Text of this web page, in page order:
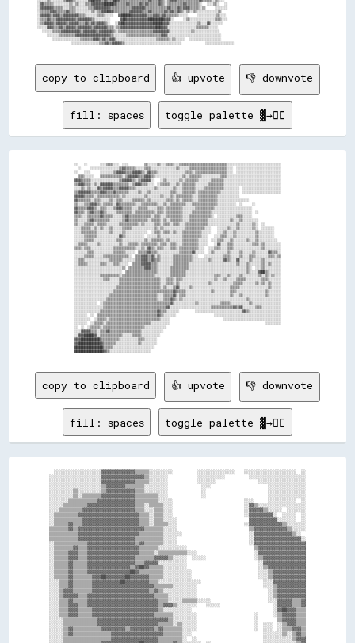
░░▓▓▒▒▒▒▒▒░░░░░░░░░░▒▒░░▒▒░░░░▒▒▒▒▓▓▓▓▓▓▓▓██████▓▓▒▒▒▒▒▒▓▓▒▒▒▒▒▒▓▓▒▒▓▓▒▒▒▒▒▒▓▓▒▒░░▒▒▒▒▒▒▒▒▒▒▓▓▒▒▒▒▒▒▒▒░░  ░░░░▒▒░░  ░░
░░▓▓▓▓▓▓▓▓▒▒▒▒▒▒░░░░▒▒▒▒░░░░░░░░▒▒▒▒▓▓▓▓▓▓▓▓▓▓▒▒▒▒▒▒▒▒▒▒▒▒▒▒▓▓▓▓▓▓▓▓▒▒▒▒▒▒▒▒▒▒▒▒▒▒▓▓▒▒▒▒▓▓▒▒▓▓▓▓▒▒▒▒▒▒░░▒▒    ░░░░░░░░
░░▒▒▒▒▒▒▓▓▓▓▒▒▒▒▒▒▓▓▒▒▒▒░░░░░░░░░░▒▒░░▒▒▓▓▓▓██▓▓▒▒▒▒▒▒▒▒▒▒▓▓▓▓▓▓▓▓▒▒▒▒▓▓▒▒▒▒▒▒▒▒▓▓▒▒▓▓▒▒▓▓▒▒░░▒▒░░▒▒░░░░░░░░░░░░░░▒▒
░░▓▓▓▓▓▓▒▒▓▓▓▓▒▒▓▓▓▓▓▓▓▓▓▓▒▒▒▒░░░░░░░░▒▒▒▒░░░░░░  ▓▓██████▓▓▓▓▓▓▓▓▓▓▒▒▒▒▓▓▓▓▒▒▓▓▒▒▒▒▒▒▒▒░░░░░░    ░░░░░░░░░░░░▒▒░░░░
░░▒▒▒▒▓▓▒▒▒▒▓▓▓▓▓▓▓▓▓▓▓▓▒▒▓▓▓▓▓▓▓▓▒▒░░░░░░░░░░    ▓▓██▓▓▓▓▓▓▓▓▓▓▓▓▓▓██████████▓▓▓▓░░    ░░▒▒░░░░░░░░░░░░░░░░▒▒▒▒░░░░
░░▒▒▓▓▓▓▓▓▒▒▓▓▓▓▓▓▒▒▓▓▓▓▓▓▒▒▒▒▓▓▒▒▓▓▒▒▓▓▓▓▒▒░░  ░░▓▓██▓▓▓▓▓▓▓▓▓▓▓▓▓▓▓▓▓▓██████▓▓▓▓░░░░░░░░░░░░░░░░░░▒▒░░░░▓▓░░░░░░░░
░░░░░░▓▓▓▓▒▒▒▒▓▓▒▒▓▓▓▓▓▓▒▒▓▓▓▓▓▓▓▓▒▒▓▓▓▓▓▓▓▓▒▒▒▒░░▒▒▓▓▓▓▓▓▓▓▓▓▓▓▓▓▓▓▓▓▓▓▓▓████▓▓▓▓░░░░░░░░░░░░░░░░░░▒▒▒▒▒▒▒▒░░░░░░
  ░░░░░░▒▒▒▒▒▒▓▓▓▓▓▓▓▓▓▓▓▓▒▒▓▓▓▓▓▓▓▓▒▒▓▓▓▓▓▓▓▓▒▒░░▒▒▒▒▒▒▒▒▒▒▒▒▒▒▒▒▒▒▒▒▒▒▓▓▓▓▓▓▓▓▓▓░░░░░░░░░░░░░░▒▒░░░░░░░░░░░░░░░░
    ░░░░░░░░▒▒▒▒▒▒▒▒▒▒▓▓▓▓▓▓▓▓▓▓▓▓▓▓▓▓▓▓▓▓▓▓▒▒░░░░░░░░▒▒▒▒▒▒▒▒▒▒▒▒▒▒▒▒▒▒▒▒▒▒▓▓▓▓░░░░░░░░░░░░░░░░░░░░░░░░░░░░░░░░░░
      ░░░░░░░░░░░░░░░░░░▒▒▒▒▒▒▒▒▓▓▓▓▒▒▓▓▒▒▓▓▓▓░░░░░░░░░░░░░░░░░░░░░░░░░░▒▒▒▒▒▒▒▒░░▒▒░░░░░░  ░░░░░░░░░░░░░░░░░░░░
copy to clipboard 👍 upvote 👎 downvote
fill: spaces toggle palette ▓→✊🏽
░░    ░░        ░░░░▒▒▒▒░░░░  ░░░░          ▒▒░░░░░░▒▒░░░░▒▒▒▒░░░░▒▒▒▒▒▒▒▒▒▒▒▒▒▒▒▒▒▒▒▒▒▒▒▒▒▒▒▒▒▒░░░░░░░░░░░░░░░░░░░░░░░░░░░░░░░░░░
  ░░      ░░░░░░░░░░░░░░░░░░▒▒▓▓▒▒▒▒▒▒░░░░░░▒▒▒▒░░░░░░░░░░░░░░░░▒▒░░░░░░▒▒▒▒▒▒▒▒▒▒▒▒▒▒▒▒▒▒▒▒▒▒▒▒░░░░  ░░░░░░░░░░░░░░░░░░░░░░░░░░░░
░░    ░░░░      ░░░░░░░░▒▒▓▓▓▓▓▓▒▒▒▒▓▓▓▓▓▓▒▒░░▓▓▒▒▒▒░░░░░░░░░░░░░░░░░░▒▒▒▒░░▒▒▒▒▒▒▒▒▒▒▒▒▒▒▒▒▒▒▒▒░░░░  ░░░░░░░░░░░░░░░░░░░░░░░░░░░░
  ▒▒▒▒░░░░░░    ▒▒▒▒▒▒▒▒▒▒▒▒▒▒░░▒▒▓▓▓▓▓▓▒▒▒▒▓▓▓▓▒▒░░░░░░░░░░░░░░░░░░▒▒░░▒▒▒▒▒▒▒▒░░░░░░░░░░░░▒▒▒▒░░░░░░░░░░░░░░░░░░░░░░░░░░░░░░░░░░
▓▓▓▓▒▒▒▒▒▒░░░░░░░░░░░░░░░░░░▒▒▓▓▓▓▓▓▒▒░░▒▒▓▓▓▓▓▓░░    ░░▒▒░░░░░░░░▒▒░░▒▒▒▒▒▒▒▒░░░░░░░░▒▒▒▒▒▒▒▒░░░░░░░░░░░░░░░░░░░░░░░░░░░░░░░░░░░░
▒▒▓▓▓▓▒▒▒▒░░▒▒░░▓▓▓▓▓▓▓▓▒▒▒▒▒▒▒▒▒▒░░▒▒▓▓▓▓▒▒▒▒░░░░  ░░▒▒▒▒▒▒░░░░▒▒░░▒▒▒▒▒▒▒▒░░░░░░░░▒▒▒▒▒▒▒▒▒▒░░░░░░░░░░░░░░░░░░░░░░░░░░░░░░░░░░░░
░░░░▒▒░░▒▒░░░░▓▓▒▒▓▓▓▓▓▓▒▒▒▒▓▓▓▓▓▓▒▒▒▒░░░░░░░░░░░░▒▒░░░░░░░░░░▒▒░░░░▒▒▒▒▒▒▒▒░░░░░░▒▒▒▒▒▒▒▒▒▒▒▒░░░░░░░░░░  ░░░░░░░░░░░░░░░░░░░░░░░░
▒▒▓▓▓▓▓▓▓▓▒▒▒▒▒▒▓▓▓▓▒▒▒▒▓▓▒▒▒▒▒▒▒▒░░░░░░▒▒░░░░▒▒░░░░░░░░░░░░▒▒▒▒░░░░▒▒▒▒▒▒▒▒░░▒▒▒▒▒▒▒▒▒▒▒▒▒▒░░░░░░░░░░░░  ░░░░░░░░░░░░░░░░░░░░░░░░
▓▓▓▓▓▓▒▒▒▒▒▒░░▒▒▒▒▒▒▒▒▒▒▒▒▒▒░░▒▒░░░░░░░░░░░░▒▒░░░░░░░░▒▒░░░░▒▒░░▒▒▒▒▒▒▒▒▒▒░░░░▒▒▒▒▒▒▒▒▒▒▒▒░░░░░░░░░░░░░░
▓▓▒▒▒▒▒▒▒▒░░▒▒▒▒░░░░░░▒▒░░▒▒▒▒░░░░░░▒▒▒▒▒▒▒▒░░▒▒░░░░░░░░░░▒▒▒▒░░▒▒░░▒▒▒▒▒▒░░░░▒▒▒▒▒▒▒▒▒▒▒▒░░░░░░░░░░░░░░░░░░░░
▒▒░░░░▒▒▒▒▓▓▓▓▒▒░░▒▒▒▒▒▒░░▓▓▒▒▒▒▒▒▒▒▒▒░░░░▒▒▒▒▒▒▒▒▒▒░░░░▒▒░░▒▒▒▒▒▒▒▒▒▒░░░░▒▒▒▒▒▒▒▒▒▒▒▒▒▒▒▒░░░░░░░░░░░░  ░░      ░░
▓▓▒▒▒▒▒▒▓▓▓▓▒▒░░▒▒▒▒░░░░▒▒▓▓▓▓▒▒▒▒▒▒░░░░▒▒▒▒▒▒░░░░░░▒▒▒▒░░▒▒▒▒▒▒▒▒▒▒░░░░░░░░▒▒▒▒▒▒▒▒▒▒▒▒░░░░░░░░░░░░░░░░░░░░░░░░
▓▓▒▒▒▒░░▒▒▓▓▒▒▒▒▓▓▒▒░░░░░░▒▒▒▒▒▒▒▒▒▒░░▒▒▒▒▒▒▒▒▒▒▒▒░░▒▒▒▒░░▒▒▒▒▒▒▒▒▒▒░░░░░░▒▒▒▒▒▒▒▒▒▒▒▒░░░░░░░░░░░░░░░░░░░░░░░░░░  ░░
▒▒▒▒░░░░▒▒▒▒▒▒▒▒▓▓▒▒▒▒▒▒░░░░░░▒▒▓▓▒▒▒▒▒▒▒▒▒▒▒▒▒▒░░▒▒▒▒░░░░▒▒▒▒▒▒▒▒▒▒░░░░▒▒▒▒▒▒▒▒▒▒▒▒▒▒░░  ░░░░░░░░░░░░▒▒▒▒░░░░░░
▒▒░░░░░░▒▒▓▓▒▒▒▒▒▒▒▒▒▒░░░░░░░░▒▒▓▓▒▒▒▒▒▒▒▒▒▒▒▒░░▒▒▒▒▒▒░░▒▒░░▒▒▒▒▒▒▒▒░░░░▒▒▒▒▒▒▒▒▒▒▒▒░░░░░░░░░░░░░░▒▒░░░░▒▒░░░░░░░░░░
▒▒░░░░▒▒▒▒▒▒░░▒▒▒▒▒▒░░░░░░░░▒▒▒▒▒▒▒▒▒▒▒▒░░▒▒░░░░░░▒▒▒▒░░▒▒▒▒░░▒▒▒▒░░░░▒▒▒▒▒▒▒▒▒▒▒▒▒▒░░░░░░░░░░░░░░░░░░▒▒░░░░░░░░▒▒░░  ░░
░░░░▒▒▒▒▒▒░░▒▒░░▒▒░░░░▒▒░░░░░░▒▒▒▒▒▒░░░░░░░░░░░░░░▒▒░░▒▒░░░░░░░░░░░░░░▒▒▒▒▒▒▒▒▒▒▒▒░░░░    ░░░░░░▒▒░░░░▒▒░░░░░░░░▒▒░░  ░░░░░░░░
░░░░▒▒▒▒▒▒▒▒▒▒░░░░░░░░▒▒░░░░░░▒▒░░░░░░░░░░░░░░  ░░▒▒▒▒░░▒▒▒▒░░▒▒░░░░▒▒▒▒▒▒▒▒▒▒▒▒░░░░░░    ░░░░▒▒░░░░▒▒░░░░░░░░░░░░▒▒░░░░░░░░░░
░░░░░░▒▒▒▒▒▒▒▒░░░░░░░░░░░░░░▓▓▒▒░░░░░░░░░░░░  ░░░░░░▒▒░░░░░░░░░░░░░░▒▒▒▒▒▒▒▒▒▒▒▒░░░░    ░░░░▒▒▒▒░░░░▒▒░░░░░░░░░░░░▒▒░░░░░░░░░░
░░░░░░▒▒▒▒▒▒░░░░░░░░░░░░░░▒▒▒▒░░░░░░░░░░░░░░▒▒░░▒▒▒▒▒▒▒▒░░▒▒░░░░░░░░▒▒▒▒▒▒▒▒▒▒░░░░░░  ░░░░▒▒▒▒░░░░▒▒░░░░░░░░▒▒░░░░▒▒░░░░░░░░░░░░
░░▒▒▒▒▒▒░░░░░░▒▒░░░░░░░░░░░░▒▒░░░░▒▒▒▒▒▒░░▒▒▒▒▒▒▒▒▒▒░░▒▒▒▒░░▒▒▒▒░░░░▒▒▒▒▒▒▒▒▒▒░░░░░░    ░░▓▓░░░░▒▒▒▒░░░░░░░░░░░░▒▒▒▒░░▒▒░░░░░░░░░░
▒▒▒▒░░▒▒▒▒░░░░░░░░░░░░░░▒▒▒▒▒▒▒▒▒▒▒▒▒▒░░░░▒▒░░▓▓▒▒░░▒▒▒▒░░░░▒▒▒▒░░▒▒▒▒▒▒▒▒▒▒▒▒░░░░  ░░░░▒▒▒▒░░░░▒▒▒▒░░░░░░░░░░░░░░░░░░▒▒░░░░░░░░░░
░░░░░░░░▒▒▒▒░░░░░░░░░░░░▒▒▒▒▒▒▒▒░░░░░░  ▒▒▒▒▒▒▓▓▒▒▒▒░░░░░░░░░░░░░░▒▒▒▒▒▒▒▒▓▓░░░░░░  ░░▒▒░░░░░░░░▒▒░░░░░░▒▒░░░░░░▒▒░░░░░░░░▓▓▒▒▒▒░░
░░░░░░▒▒▒▒▒▒░░░░░░▒▒▒▒▒▒▒▒▒▒▒▒▒▒▒▒░░  ▒▒▒▒▓▓▓▓▒▒▓▓░░▒▒░░░░░░░░▒▒▒▒▒▒▒▒▒▒▒▒░░░░    ░░░░░░░░░░░░▒▒▒▒░░░░░░▒▒░░░░▒▒▒▒░░░░░░░░▒▒▒▒░░▒▒
░░▒▒▒▒░░░░░░░░░░░░░░░░▒▒▒▒▒▒▒▒░░░░░░░░▒▒▒▒▓▓▓▓▒▒▓▓▒▒▒▒░░░░░░░░▒▒▒▒▒▒▒▒▒▒▒▒░░░░░░░░░░▒▒░░░░░░░░▓▓▒▒░░░░▓▓░░░░░░▒▒░░░░░░▒▒░░░░░░░░░░
░░▒▒▒▒▒▒░░░░░░░░▒▒▒▒░░░░▒▒▒▒░░░░░░  ▒▒▒▒▒▒▓▓▓▓▓▓▒▒▒▒░░░░░░░░░░▒▒▒▒▒▒▒▒▒▒░░░░░░░░░░░░░░░░░░░░░░░░░░░░░░▒▒░░░░▒▒░░░░░░░░▒▒░░▒▒░░░░░░
░░░░░░░░░░░░░░░░░░░░░░░░░░░░░░▒▒  ▒▒▒▒▒▒▒▒▒▒▓▓▓▓▒▒▒▒░░░░░░░░▒▒▒▒▒▒▒▒▒▒▒▒░░░░░░░░░░░░░░░░░░░░░░░░░░░░░░░░░░░░▒▒░░  ░░░░▒▒░░░░░░░░░░
░░░░░░░░░░░░░░░░░░░░░░░░░░░░░░  ▒▒▒▒▒▒▒▒▒▒▒▒▒▒▒▒▒▒▒▒░░░░░░░░▒▒▒▒▒▒▒▒▒▒░░░░░░░░░░░░░░░░░░░░░░░░░░░░░░░░░░░░░░▒▒░░░░░░▓▓██▒▒░░░░░░░░
░░░░░░░░░░░░░░░░▒▒▒▒▒▒▒▒▒▒▒▒░░▒▒▒▒▒▒▒▒▒▒▒▒▒▒▒▒▒▒▒▒░░░░░░░░░░▒▒▒▒▒▒▒▒▒▒░░░░░░░░░░░░░░░░░░▒▒▒▒░░░░▒▒░░░░░░▒▒░░░░░░░░░░▒▒░░▒▒░░▒▒░░░░
░░░░░░░░░░░░░░░░░░▒▒▒▒░░░░░░▒▒▒▒▒▒▒▒▒▒▒▒▒▒▒▒▒▒▒▒▒▒▒▒▒▒░░░░▒▒▒▒░░▒▒▒▒░░░░░░░░░░░░░░░░░░░░▒▒░░░░▒▒░░░░░░▒▒▒▒▒▒░░░░░░░░░░▒▒▒▒░░░░░░░░
░░░░░░░░░░░░░░░░░░░░░░░░░░░░▒▒▒▒▒▒▒▒▒▒▒▒▒▒▒▒▒▒▒▒▒▒▒▒▒▒░░░░▒▒▒▒░░▒▒░░░░░░░░░░░░░░░░░░▒▒░░░░░░░░░░░░░░▒▒▒▒▒▒░░░░░░░░▒▒░░▒▒░░▒▒░░░░░░
░░░░░░░░░░░░░░░░░░░░░░░░░░▒▒▒▒▒▒▒▒▒▒▒▒▒▒▒▒▒▒▒▒▒▒▒▒▒▒▒▒░░▒▒░░░░▒▒▓▓░░░░░░▒▒░░░░░░░░░░░░░░░░░░░░░░░░▒▒▒▒▒▒░░░░░░░░░░░░░░░░░░▒▒░░░░░░
░░░░░░░░░░░░░░░░░░░░░░░░▒▒▒▒▒▒▒▒▒▒▒▒▒▒▒▒▒▒▒▒▒▒▒▒▒▒▒▒▒▒▒▒▒▒▒▒▒▒▓▓▒▒▒▒▒▒░░░░░░░░░░░░░░░░▒▒░░░░░░░░░░▒▒▒▒░░░░░░░░░░░░░░░░░░▒▒░░░░░░░░
░░░░░░░░░░░░░░░░░░░░░░▒▒▒▒▒▒▒▒▒▒▒▒▒▒▒▒▒▒▒▒▒▒▒▒▒▒▒▒▒▒░░░░▒▒▒▒▒▒▓▓░░▒▒▒▒░░░░░░░░░░░░░░░░░░░░░░░░░░░░▒▒░░░░▒▒░░░░░░░░░░░░░░▒▒░░░░░░░░
░░░░░░░░░░░░░░░░░░░░▒▒▒▒▒▒▒▒▒▒▒▒▒▒▒▒▒▒▒▒▒▒▒▒▒▒▒▒▒▒▒▒░░░░▒▒▒▒▓▓▒▒░░▒▒░░░░░░░░░░░░░░░░░░░░░░░░░░░░░░░░░░░░░░░░▒▒░░░░░░░░░░░░░░░░░░░░
░░░░░░░░░░░░░░  ░░▒▒▒▒▒▒▒▒▒▒▒▒▒▒▒▒▒▒▒▒▒▒▒▒▒▒▒▒▒▒▒▒▒▒▒▒▒▒▒▒▒▒▓▓░░░░░░░░░░░░░░▒▒░░░░░░░░░░░░░░▒▒▒▒▒▒░░░░░░░░░░░░▒▒░░░░░░░░░░░░░░░░░░
░░░░░░░░░░░░░░░░░░▒▒▒▒▒▒▒▒▒▒▒▒▒▒▒▒▒▒▒▒▒▒▒▒▒▒▒▒▒▒▒▒▒▒▒▒▒▒▒▒▓▓░░░░░░░░░░░░░░░░░░░░░░░░░░▒▒▒▒▒▒▒▒▒▒▒▒▒▒▓▓▒▒▓▓░░░░░░░░▒▒▒▒░░░░░░░░░░░░
░░░░░░░░░░░░░░░░▒▒▒▒▒▒▒▒▒▒▒▒▒▒▒▒▒▒▒▒▒▒▒▒▒▒▒▒▒▒▒▒▒▒▒▒▓▓▒▒▒▒░░░░░░░░          ░░░░░░░░░░░░░░░░░░░░░░░░░░░░░░▓▓▒▒░░░░░░░░░░░░░░░░░░░░
░░░░░░░░  ░░  ▒▒▒▒▒▒▒▒▒▒▒▒▒▒▒▒▒▒▒▒▒▒▒▒▒▒▒▒▒▒▒▒▒▒▒▒▒▒▓▓▒▒░░░░░░░░                        ░░░░░░░░░░░░░░░░░░░░░░░░░░░░░░░░░░░░░░░░░░
░░░░░░░░░░  ░░▒▒▒▒▒▒░░▒▒▒▒▒▒▒▒▒▒▒▒▒▒▒▒▒▒▒▒▒▒▒▒▒▒▒▒▒▒▒▒░░░░░░                                  ░░░░░░░░░░░░░░░░░░░░░░░░░░░░░░░░░░░░
░░░░░░░░  ░░▒▒▒▒▒▒░░▒▒▒▒▒▒▒▒▒▒▒▒▒▒▒▒▒▒▒▒▒▒▒▒▒▒▒▒░░░░░░░░░░░░                                                            ░░░░░░░░░░
░░  ░░  ░░▒▒▒▒▒▒░░▒▒▒▒▒▒▒▒▒▒▒▒▒▒▒▒▒▒▒▒▒▒▒▒▒▒░░░░░░░░░░░░░░
░░░░▓▓▓▓▓▓▒▒▒▒░░▒▒▒▒▓▓▒▒▒▒▒▒▒▒▒▒▒▒▒▒▒▒▒▒▒▒░░░░░░░░░░░░░░
░░▓▓▓▓██████▓▓░░▒▒▒▒▒▒▒▒▒▒▒▒▒▒░░░░░░▒▒▒▒▒▒░░░░░░░░░░░░
▓▓▓▓████████████▒▒▒▒▒▒▒▒▒▒▒▒░░░░░░░░░░░░▒▒▒▒░░░░░░░░
▓▓██████████████▓▓▒▒▒▒▒▒▒▒░░░░░░░░░░░░░░▒▒░░░░░░░░░░
██████████████████▒▒▒▒▒▒░░░░░░░░░░░░░░░░░░░░░░░░░░
copy to clipboard 👍 upvote 👎 downvote
fill: spaces toggle palette ▓→✊🏽
  ░░░░░░░░░░░░░░░░░░░░▓▓▓▓▓▓▓▓▓▓▓▓▓▓▒▒▒▒▒▒░░░░░░░░░░          ░░░░░░░░░░░░░░░░    ░░░░░░░░░░░░░░░░░░░░░░  ░░
░░░░░░░░░░░░░░░░░░░░░░▓▓▓▓▓▓▓▓▓▓▓▓▓▓▓▓▓▓▒▒░░░░░░░░            ░░░░░░░░░░░░          ░░░░░░░░░░░░░░░░░░░░░░░░
░░░░░░░░░░░░░░░░░░░░░░▓▓▓▓▓▓▓▓▓▓▓▓▓▓▒▒▒▒▒▒░░░░░░░░            ░░░░░░░░                  ░░░░░░░░░░░░░░░░░░░░
░░░░░░░░░░░░░░░░░░░░░░▒▒▓▓▓▓▓▓▓▓▒▒▒▒▒▒▒▒░░░░░░░░░░              ░░░░                        ░░░░░░░░░░░░░░░░
░░░░░░░░░░▒▒░░░░░░░░░░▒▒▓▓▓▓▓▓▓▓▓▓▓▓▒▒▒▒░░░░░░░░░░              ░░                          ░░░░░░░░░░░░░░░░
░░░░░░░░░░▒▒░░▒▒▒▒▒▒▒▒▓▓▓▓▓▓▓▓▓▓▓▓▓▓▒▒▒▒▒▒▒▒▒▒░░░░              ░░                          ░░░░░░░░░░░░░░░░
░░░░░░░░▒▒▒▒▒▒▒▒▒▒▒▒▓▓▓▓▓▓▓▓▓▓▓▓▓▓▓▓▒▒▒▒▒▒▒▒▒▒░░░░░░                              ░░░░      ░░░░░░░░░░░░  ░░
░░░░░░▒▒▒▒▒▒▒▒▒▒▓▓▓▓▓▓▓▓▓▓▓▓▓▓▓▓▓▓▓▓▒▒▒▒░░▒▒▒▒▒▒░░░░                              ░░▓▓▒▒░░░░░░░░░░░░░░░░░░░░
░░░░▒▒▒▒▒▒▒▒▒▒▓▓▓▓▓▓▓▓▓▓▓▓▓▓▓▓▓▓▓▓▓▓▒▒▒▒░░░░▒▒▒▒░░░░                              ░░▓▓▓▓▓▓▒▒░░░░░░  ░░░░░░░░
░░▒▒▒▒▒▒▒▒▒▒▓▓▓▓▓▓▓▓▓▓▓▓▓▓▓▓▓▓▓▓▓▓▓▓▓▓▒▒▒▒░░▒▒▒▒░░░░                              ░░▓▓▓▓▓▓▓▓▓▓░░  ░░░░░░  ░░
░░▒▒▒▒▒▒▒▒▒▒▒▒▓▓▓▓▓▓▓▓▓▓▓▓▓▓▓▓▓▓▓▓▓▓▓▓▒▒▒▒░░▒▒▒▒░░░░░░                              ▓▓▓▓▓▓▓▓▓▓▓▓░░░░░░░░  ░░
░░▒▒▒▒▒▒▓▓▒▒▒▒▓▓▓▓▓▓▓▓▓▓▓▓▓▓▓▓▓▓▓▓▓▓▓▓▒▒▒▒░░▒▒▒▒▒▒░░░░                            ░░▓▓▓▓▓▓▓▓▓▓▓▓▓▓▒▒░░░░░░░░
▒▒▒▒▒▒▒▒▓▓▒▒▓▓▓▓▓▓▓▓▓▓▓▓▓▓▓▓▓▓▓▓▓▓▓▓▓▓▓▓▒▒▒▒▒▒▒▒░░░░░░                              ▒▒▓▓▓▓▓▓▓▓▓▓▓▓▓▓▒▒░░░░░░
▒▒▒▒▒▒▒▒▒▒▒▒▓▓▓▓▓▓▓▓▓▓▓▓▓▓▓▓▓▓▓▓▓▓▓▓▓▓▒▒▒▒▒▒▒▒▒▒░░░░░░░░                            ░░▓▓▓▓▓▓▓▓▓▓▓▓▓▓▓▓▒▒░░  
▒▒▒▒▒▒▒▒▒▒▒▒▓▓▓▓▓▓▓▓▓▓▓▓▓▓▓▓▓▓▓▓▓▓▓▓▒▒▒▒▒▒▒▒▒▒▒▒░░░░░░                              ░░▓▓▓▓▓▓▓▓▓▓▓▓▓▓▓▓▓▓▓▓░░
░░▒▒▒▒▒▒▒▒▒▒▒▒▒▒▓▓▓▓▓▓▓▓▓▓▓▓▓▓▓▓▓▓▓▓▒▒▓▓▒▒▒▒▒▒▒▒░░░░░░                              ░░▓▓▓▓▓▓▓▓▓▓▓▓▓▓▓▓▓▓▓▓▓▓
░░▒▒▒▒▒▒▒▒▓▓▒▒▒▒▓▓▓▓▓▓▓▓▓▓▓▓▓▓▓▓▓▓▓▓▓▓▒▒▒▒▒▒▒▒░░░░░░░░░░░░                            ▒▒▓▓▓▓▓▓▓▓▓▓▓▓▓▓▓▓▓▓▓▓
░░▒▒▒▒▒▒▓▓▓▓▒▒▒▒▓▓▓▓▓▓▓▓▓▓▓▓▓▓▓▓▓▓▓▓▓▓▒▒▒▒▒▒░░▒▒▒▒▒▒▒▒▒▒▒▒░░░░                        ░░▓▓▓▓▓▓▓▓▓▓▓▓▓▓▓▓▓▓▓▓
░░▒▒▒▒▒▒▓▓▓▓▒▒▒▒▓▓▓▓▓▓▓▓▓▓▓▓▓▓▓▓▓▓▓▓▒▒▒▒▒▒▒▒▓▓▓▓▓▓▒▒░░░░░░  ░░░░░░                    ░░▒▒▓▓▓▓▓▓▓▓▓▓▓▓▓▓▓▓▓▓
░░▒▒▒▒▒▒▓▓▒▒▒▒▒▒▓▓▓▓▓▓▓▓▓▓▓▓▓▓▓▓▓▓▓▓▒▒▒▒▓▓▓▓▓▓░░░░░░░░░░░░                              ░░▓▓▓▓▓▓▓▓▓▓▓▓▓▓▓▓▓▓
░░▒▒▒▒▒▒▓▓▒▒▒▒▒▒▓▓▓▓▓▓▓▓▓▓▓▓▓▓▓▓▓▓▒▒▓▓██▓▓▒▒▒▒▒▒░░░░░░░░░░                              ░░▒▒▓▓▓▓▓▓▓▓▓▓▓▓▓▓▓▓
░░▒▒▒▒▒▒▓▓▒▒▒▒▒▒▓▓▓▓▓▓▓▓▓▓▓▓▓▓▓▓▓▓██▓▓▒▒▒▒▒▒▒▒▒▒░░░░░░░░░░░░                            ░░░░▒▒▓▓▓▓▓▓▓▓▓▓▓▓▓▓
░░▒▒▒▒▒▒▓▓▒▒▒▒▒▒▒▒▓▓▓▓██▓▓▓▓▓▓▓▓██▓▓▓▓▓▓▓▓▒▒▒▒▒▒░░░░░░░░░░░░                            ░░░░▒▒▓▓▓▓▓▓▓▓▓▓▓▓▓▓
░░░░▒▒▒▒▓▓▒▒▒▒▒▒▒▒▓▓▓▓▓▓▓▓▓▓▓▓██▓▓▓▓▓▓▓▓▓▓▒▒▒▒░░░░░░░░░░░░░░░░░░                          ░░░░▓▓▓▓▓▓▓▓▓▓▓▓▓▓
░░░░▒▒▒▒▓▓▒▒▒▒▒▒▒▒▓▓▓▓▓▓▓▓▓▓▓▓▓▓▓▓▓▓▓▓▓▓▓▓▓▓▒▒▒▒▒▒▒▒░░░░░░░░░░                            ░░░░▒▒▓▓▓▓▓▓▓▓▓▓▓▓
░░░░▒▒▓▓▓▓▒▒▒▒▒▒▒▒▓▓▓▓▓▓▓▓▓▓▓▓▓▓▓▓▓▓▓▓▓▓▓▓▒▒▓▓▒▒░░░░░░░░░░░░░░                              ░░▒▒▓▓▓▓▓▓▓▓▓▓▓▓
░░░░▒▒▓▓▓▓▓▓▒▒▒▒▓▓▓▓▓▓▓▓▓▓▓▓▓▓▓▓▓▓▓▓▓▓▓▓▓▓▓▓▒▒▒▒▒▒░░░░░░░░░░░░                              ░░▒▒▓▓▓▓▓▓▓▓▓▓▓▓
░░░░▒▒▒▒▓▓▒▒▒▒▒▒▓▓▓▓▓▓▓▓▓▓▓▓▓▓▓▓▓▓▓▓▓▓▓▓▓▓▓▓▓▓▒▒▒▒░░░░░░▒▒▒▒▒▒░░░░░░                        ░░░░▓▓▓▓▓▓▒▒▒▒▓▓
░░░░▒▒▒▒▓▓▓▓▒▒▒▒▓▓▓▓▓▓▓▓▓▓▓▓▓▓▓▓▓▓▓▓▓▓▓▓▓▓▓▓▓▓▒▒▓▓▓▓▒▒░░░░░░░░    ░░░░░░                      ░░▓▓▓▓▓▓▒▒▒▒▓▓
░░░░▒▒▒▒▓▓▓▓▒▒▒▒▒▒▓▓▓▓▓▓▓▓▓▓▓▓▓▓▓▓▓▓▓▓▓▓▓▓▓▓▓▓▒▒░░░░░░░░░░░░                                  ░░▓▓██▓▓▓▓▒▒▒▒
░░░░▒▒▒▒▓▓▓▓▒▒▒▒▒▒▓▓▓▓▓▓▓▓▓▓▓▓▓▓▓▓▓▓▓▓▓▓▓▓▓▓▒▒▒▒▒▒▒▒░░░░░░░░░░                        ░░      ░░▒▒▓▓▓▓▓▓▒▒▒▒
░░░░░░▒▒▒▒▒▒▒▒▒▒▒▒▒▒▓▓▓▓▓▓▓▓▓▓▓▓▓▓▓▓▓▓▓▓▓▓▓▓▓▓▓▓▓▓▒▒░░░░░░░░░░                        ░░        ▒▒▓▓▓▓▓▓▒▒▒▒
░░░░░░▒▒▒▒▒▒▒▒▒▒▒▒▒▒▓▓▓▓▓▓▓▓▓▓▓▓▓▓▓▓▓▓▓▓▓▓▓▓▓▓▒▒▒▒▒▒░░▒▒░░░░░░                        ░░  ░░░░  ░░▒▒▓▓▓▓▒▒▒▒
░░░░░░▒▒▓▓▒▒▒▒▒▒▒▒▒▒▒▒▓▓▓▓▓▓▓▓▓▓▒▒▓▓▓▓▓▓▓▓▓▓▒▒▓▓▒▒▒▒▒▒▒▒░░░░░░                        ░░  ░░░░  ░░▒▒▒▒▓▓▓▓▒▒
░░░░░░▒▒▓▓▒▒▒▒▒▒▒▒▒▒▒▒▒▒▒▒▓▓▓▓▓▓▓▓▓▓▓▓▓▓▓▓▓▓▓▓▓▓▒▒▒▒▒▒▒▒░░░░                              ░░░░░░░░▒▒░░▒▒▓▓▒▒
░░░░░░▒▒▒▒▒▒▒▒▒▒▒▒▒▒▒▒▒▒▒▒▓▓▓▓▓▓▓▓▓▓▓▓▓▓▓▓▓▓▓▓▒▒▒▒▒▒▒▒▒▒░░  ░░                            ░░░░░░░░░░░░▒▒▓▓▓▓
░░░░░░▒▒▒▒▒▒▒▒▒▒▒▒▒▒▒▒▓▓▓▓▓▓▓▓▓▓▓▓▓▓▓▓██▓▓▓▓▓▓▒▒▒▒▒▒▓▓▒▒░░░░░░░░  ░░                      ░░░░░░░░░░░░░░▒▒▓▓
░░░░░░▒▒▒▒▒▒▒▒▒▒▒▒▒▒▒▒▒▒▓▓▓▓▓▓▓▓▓▓▓▓████▓▓▓▓▓▓▓▓▓▓▒▒▒▒░░░░░░                                ░░░░  ░░░░░░▒▒▒▒
░░░░░░▒▒▒▒▒▒▒▒▒▒▒▒▒▒▒▒▒▒▓▓▓▓▓▓▓▓▓▓▓▓▓▓▓▓▓▓▓▓▓▓▓▓▒▒▒▒▒▒░░░░░░░░░░  ░░                        ░░░░  ░░░░░░░░▒▒
░░░░░░▒▒▒▒▒▒▒▒▒▒▒▒▒▒▒▒▒▒▓▓▓▓▓▓▓▓▓▓▓▓▓▓▓▓▓▓▓▓▓▓▓▓▓▓▒▒▒▒░░░░░░░░░░                            ░░░░  ░░░░░░░░░░
░░░░░░▒▒▒▒▒▒▓▓▓▓▓▓▒▒▒▒▒▒▓▓▓▓▓▓▓▓▓▓▓▓▓▓▓▓▓▓▓▓▓▓▓▓▒▒▒▒░░░░░░░░░░░░                            ░░░░░░░░░░░░░░░░
░░░░░░░░▒▒▒▒▓▓▓▓▓▓▒▒▒▒▒▒▓▓▓▓▓▓▓▓▓▓▓▓▓▓▓▓▓▓▓▓▓▓▓▓▒▒▒▒▒▒░░░░░░░░░░                              ░░    ░░░░░░░░
░░░░░░▒▒▒▒▒▒▓▓▓▓▓▓▒▒▒▒▒▒▓▓▒▒▓▓▓▓▓▓▓▓▓▓▓▓▓▓▓▓▓▓▓▓▒▒▒▒░░▒▒▒▒▒▒▒▒▒▒▒▒░░░░░░                      ░░      ░░    
░░░░▒▒▒▒▒▒▒▒▒▒▒▒▒▒▒▒▒▒▒▒▓▓▓▓▓▓▓▓▓▓▓▓▓▓▓▓▓▓▓▓▓▓▒▒▓▓▓▓▓▓▒▒░░░░        ░░░░░░░░                ░░░░            
░░░░▒▒▒▒▒▒▒▒▒▒▒▒▒▒▒▒▒▒▒▒▓▓▓▓▓▓▓▓▓▓▓▓▓▓▓▓▓▓▓▓▓▓▒▒░░░░░░░░░░░░                ░░                              
░░░░▒▒▒▒▒▒▒▒▒▒▒▒▒▒▒▒▒▒▒▒▓▓▓▓▓▓▓▓▓▓▓▓▓▓▓▓▓▓▒▒▒▒▒▒▒▒▒▒░░░░░░░░                                                
░░░░▒▒▒▒▒▒░░▒▒▒▒▒▒▒▒▒▒▒▒▓▓▓▓▓▓▓▓▓▓▓▓▓▓▓▓▓▓▒▒▒▒▒▒▒▒▒▒▒▒▒▒▒▒▒▒▒▒▒▒▒▒░░░░░░                                  ░░
░░░░▒▒▒▒░░▒▒▒▒▒▒▒▒▒▒▒▒▒▒▓▓▓▓▓▓▓▓██▓▓▓▓▓▓▓▓▒▒▒▒▓▓▓▓▓▓▓▓▓▓▓▓▓▓▓▓▓▓▓▓▒▒▒▒▒▒░░░░                          ░░  ░░
░░░░▒▒▒▒▒▒▒▒▒▒▒▒▒▒▒▒▒▒▒▒▓▓▓▓▓▓▓▓██▓▓▓▓▓▓▓▓▓▓████████▒▒▒▒░░░░░░          ░░░░░░                            ░░
░░░░▒▒▒▒▒▒▒▒▒▒▒▒▒▒▒▒▒▒▒▒▓▓▓▓▓▓▓▓▓▓▓▓▓▓▓▓██████▓▓▒▒▒▒▒▒░░░░░░░░░░                                      ░░░░░░
░░░░▒▒▒▒▒▒▒▒▒▒▒▒▒▒▒▒▒▒▒▒▓▓▓▓▓▓▓▓▓▓▓▓██▓▓▒▒▒▒▓▓▓▓▒▒▒▒▒▒▒▒░░░░░░░░                                      ░░░░░░
░░░░▒▒░░░░▒▒▒▒▒▒▒▒▒▒▒▒▒▒▓▓▓▓▓▓▓▓▓▓▓▓██▓▓▓▓▓▓▓▓▓▓▒▒░░░░░░░░░░░░  ░░░░░░░░░░                              ░░░░
░░▒▒▒▒░░░░▒▒▒▒▒▒▒▒▒▒▒▒▒▒▓▓▓▓▓▓▓▓▓▓▓▓▓▓▓▓▓▓▓▓▒▒▒▒▒▒░░▒▒▒▒░░░░░░░░░░          ░░░░                        ░░░░
░░▒▒▒▒░░░░▒▒▒▒▒▒▒▒▒▒▒▒▒▒▒▒▓▓▓▓▓▓▓▓▓▓▓▓▓▓▓▓▓▓▒▒▒▒░░░░░░░░░░░░  ░░░░                                      ░░░░
░░▒▒▒▒░░░░░░▒▒▒▒▒▒▒▒▒▒▒▒▒▒▓▓▓▓▓▓▓▓▓▓▓▓▒▒▒▒▒▒▒▒░░░░░░▒▒░░░░░░░░░░░░░░░░                                  ░░░░
░░▒▒▒▒░░░░░░▒▒▒▒▒▒▒▒▒▒▒▒▒▒▒▒▓▓▓▓▓▓▒▒▒▒░░░░▒▒▒▒▒▒▒▒▒▒▒▒░░░░▒▒░░░░░░░░░░░░                                ░░  
░░▒▒▒▒░░░░░░▒▒▒▒▒▒▒▒▒▒▒▒▒▒▒▒▒▒▓▓▓▓░░▒▒▒▒▒▒▒▒▒▒▒▒░░▒▒▒▒▒▒▒▒▒▒▒▒▒▒▒▒░░░░░░░░░░                            ░░  
░░▒▒▒▒░░░░░░▒▒▒▒▒▒▒▒▒▒▒▒▒▒▒▒▒▒▒▒▒▒▒▒▒▒▒▒▒▒▒▒▒▒▒▒▒▒▒▒▒▒▒▒░░░░░░░░░░░░░░░░░░░░░░░░                        ░░  
░░▒▒▒▒░░░░░░▒▒▒▒▒▒▒▒▒▒▒▒▒▒▒▒▒▒▓▓▓▓░░▒▒▒▒▒▒▒▒▒▒▒▒▒▒▒▒▒▒░░▒▒▒▒▒▒▒▒░░░░░░░░░░░░░░░░                        ░░░░
░░▒▒▒▒░░▒▒░░▒▒▒▒▒▒▒▒▒▒▒▒▒▒▒▒▒▒▓▓▓▓▒▒▒▒▓▓▒▒▒▒▒▒▒▒▒▒▒▒▒▒▒▒▒▒▒▒▒▒▒▒░░░░▒▒░░░░░░░░░░                        ░░░░
░░▒▒▒▒░░░░░░▒▒▒▒▒▒▒▒▒▒▒▒▒▒▒▒▒▒▒▒▓▓▓▓▓▓▓▓░░▒▒▒▒▒▒▒▒▒▒▒▒▒▒▒▒▒▒▓▓▒▒▒▒▒▒▒▒░░░░░░░░░░                          ░░
░░▒▒▒▒░░░░░░▒▒▒▒▒▒▒▒▒▒▒▒▒▒▒▒▒▒▓▓▓▓▓▓░░░░▒▒▒▒▒▒▒▒▒▒▒▒▒▒▒▒▒▒▒▒░░░░░░░░░░░░░░░░            ░░          ░░    ░░
░░▓▓▒▒░░░░░░▒▒▒▒▒▒▒▒▒▒▒▒▒▒▒▒▒▒▓▓▒▒░░▒▒▒▒▒▒▒▒▒▒▒▒▒▒▒▒▒▒▒▒░░░░░░░░░░░░░░░░  ░░            ░░          ░░    ░░
░░▒▒▒▒░░░░░░▒▒▒▒▒▒▒▒▒▒▒▒▒▒▒▒▒▒▒▒░░░░▒▒▒▒▒▒▒▒▒▒░░▒▒▒▒▒▒░░░░░░░░░░░░░░░░░░░░░░                          ░░░░░░
░░▒▒▒▒░░░░░░▒▒▒▒▒▒▒▒▒▒▒▒▒▒▒▒▒▒░░░░░░░░▒▒░░░░░░▒▒░░░░░░░░░░░░░░░░░░░░░░    ░░                          ░░░░░░
░░▒▒░░░░░░▒▒▒▒▒▒▒▒▒▒▒▒▒▒▒▒▓▓░░░░░░░░░░░░░░░░░░░░░░░░░░░░░░░░░░░░░░░░░░░░  ░░                          ░░░░░░
░░▒▒▓▓░░░░░░▒▒▒▒▒▒▒▒▒▒▒▒▒▒▒▒░░░░░░░░░░░░░░░░░░░░░░░░░░░░░░░░░░░░░░░░░░░░                ░░              ░░░░
░░▒▒▒▒░░░░▒▒▒▒▒▒▒▒▒▒▒▒▒▒▒▒▒▒░░░░░░░░░░░░░░░░░░░░░░░░░░░░░░░░░░░░░░░░░░░░                              ░░░░░░
░░▒▒▒▒░░░░▒▒▒▒▒▒▒▒▒▒▒▒▒▒▓▓░░░░░░░░░░░░░░░░░░░░░░░░░░░░░░░░░░░░░░░░░░░░░░░░                ░░          ░░░░░░
░░▒▒▒▒░░░░▒▒▒▒▒▒▒▒▒▒▒▒▓▓▓▓░░░░░░░░░░░░░░░░░░░░░░░░░░░░░░░░░░░░░░░░░░░░░░░░                ░░      ░░      ░░
░░▒▒▒▒░░░░▒▒▒▒▒▒▒▒▒▒▒▒▓▓▓▓░░░░░░░░░░░░░░░░░░░░░░░░░░░░░░░░░░░░░░░░░░░░░░░░  ░░            ░░░░    ░░░░      
░░░░▒▒░░░░▒▒▒▒▒▒▒▒▒▒▓▓▓▓▓▓░░░░░░░░░░░░░░░░░░░░░░░░░░░░░░░░░░░░░░░░░░░░░░░░  ░░            ░░░░    ░░░░      
░░░░░░░░▒▒▒▒▒▒▒▒▒▒▒▒▓▓▓▓▓▓░░░░░░░░░░░░░░░░░░░░░░░░░░░░░░░░░░░░░░░░░░░░░░    ░░                    ░░░░      
░░░░░░░░░░▒▒▒▒▒▒▒▒▒▒▓▓▓▓▓▓░░░░░░░░░░░░░░░░░░░░░░░░░░░░░░░░░░░░░░░░░░░░░░    ░░                  ░░░░░░░░░░  
░░░░░░░░░░░░▒▒▒▒▒▒▓▓▓▓▓▓▓▓▒▒░░░░░░░░░░░░░░░░░░░░░░░░░░░░░░░░░░░░░░░░░░░░    ░░                  ░░░░░░░░░░  
░░░░░░░░░░░░▒▒▒▒▒▒▓▓▓▓▓▓▓▓▓▓░░░░░░░░░░░░░░░░░░░░░░░░░░░░░░░░░░░░░░░░    ░░░░                        ░░░░░░  
░░░░░░░░░░░░▒▒▒▒▒▒▓▓▓▓▓▓▓▓██▒▒░░░░░░░░░░░░░░░░░░░░░░░░░░░░░░░░░░░░░░    ░░░░                        ░░░░░░  
░░░░░░░░░░░░▒▒▒▒▒▒▒▒▓▓▒▒▓▓██▓▓░░░░░░░░░░░░░░░░░░░░░░░░░░░░░░░░░░░░    ░░░░░░  ░░                      ░░░░░░
░░░░░░░░░░▒▒▒▒▒▒▒▒▓▓▓▓▒▒▓▓▓▓▓▓▒▒░░░░░░░░░░░░░░░░░░░░░░░░░░░░░░        ░░░░░░  ░░                      ░░░░░░
░░░░░░░░░░░░▒▒▒▒▒▒▓▓▓▓▒▒▓▓▓▓██▓▓▒▒░░░░░░░░░░░░░░░░░░░░░░░░░░░░  ░░    ░░░░░░  ░░░░                  ░░░░░░░░
░░░░░░░░░░░░▒▒▒▒▒▒▓▓▓▓▒▒▒▒▓▓▓▓▓▓▓▓▒▒▒▒░░░░░░░░░░░░░░░░░░░░          ░░░░░░░░                        ░░░░░░░░
░░░░░░░░░░░░▒▒▒▒▒▒▓▓▒▒▒▒▒▒▒▒▓▓▓▓▓▓▓▓▓▓▒▒░░░░░░░░░░░░░░░░    ░░    ░░░░░░░░░░    ░░                    ░░░░░░
░░░░░░░░░░░░▒▒▒▒▒▒▓▓▒▒░░▒▒▒▒▒▒▒▒▓▓▓▓▓▓▒▒░░░░░░▒▒▒▒▒▒▒▒░░░░░░░░    ░░░░░░░░░░  ░░                    ░░░░░░  
░░░░░░░░░░░░▒▒▒▒▒▒▓▓▒▒░░░░░░▒▒▒▒▒▒▒▒▓▓▓▓▓▓▒▒▒▒▒▒▒▒▒▒▒▒░░░░░░░░      ░░░░░░░░      ░░                ░░░░░░  
░░░░░░░░░░░░▒▒▒▒▒▒▒▒▓▓░░░░░░░░░░▒▒▒▒▒▒▒▒▒▒▒▒▒▒▒▒░░░░░░░░░░░░░░    ░░░░░░░░░░    ░░                  ░░░░░░  
░░░░░░░░░░░░▒▒▒▒▒▒▒▒▓▓▒▒░░░░░░░░░░░░░░░░░░░░░░░░░░░░░░░░░░░░░░    ░░░░░░░░░░░░  ░░                    ░░░░░░
░░░░░░░░░░░░▒▒▒▒▒▒▒▒▒▒▓▓░░░░░░░░░░░░░░░░░░░░░░░░░░░░░░░░░░░░░░    ░░░░░░░░░░                          ░░░░░░
░░░░░░░░░░░░▒▒▒▒▒▒▒▒▒▒▒▒▒▒░░░░░░░░░░░░░░░░░░░░░░░░░░░░░░░░░░      ░░░░░░░░░░░░░░                      ░░░░░░
░░░░░░░░░░░░░░▒▒▒▒▒▒▒▒▒▒▒▒░░░░░░░░░░░░░░░░░░░░░░░░░░░░░░░░░░      ░░░░░░░░░░░░                            ░░
░░░░░░░░░░░░░░░░░░▒▒▒▒▒▒▒▒▒▒░░░░░░░░░░░░░░░░░░░░░░░░░░░░░░        ░░░░░░░░░░░░    ░░                  ░░░░░░
░░░░░░░░░░░░░░░░░░░░░░▒▒▒▒▒▒░░░░░░░░░░░░░░░░░░░░░░░░░░░░          ░░░░░░░░░░░░    ░░                      ░░
░░░░░░░░░░░░░░░░░░░░░░░░░░▒▒▒▒▒▒░░  ░░░░  ░░░░░░░░░░░░            ░░░░░░░░░░░░░░